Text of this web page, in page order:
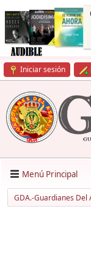
Iniciar sesión
Menú Principal
GDA.-Guardianes Del